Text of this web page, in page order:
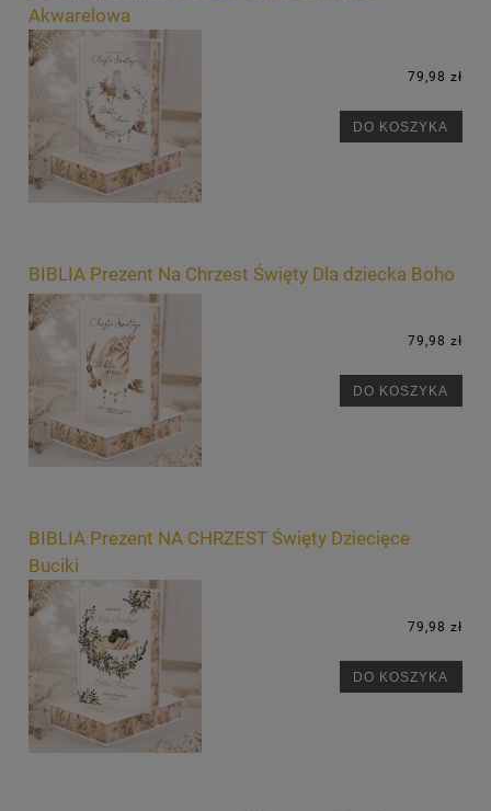
Akwarelowa
79,98 zł
DO KOSZYKA
BIBLIA Prezent Na Chrzest Święty Dla dziecka Boho
79,98 zł
DO KOSZYKA
BIBLIA Prezent NA CHRZEST Święty Dziecięce
Buciki
79,98 zł
DO KOSZYKA